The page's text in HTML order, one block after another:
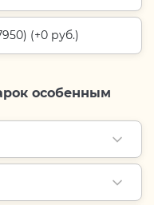
(+0 руб.)
особенным